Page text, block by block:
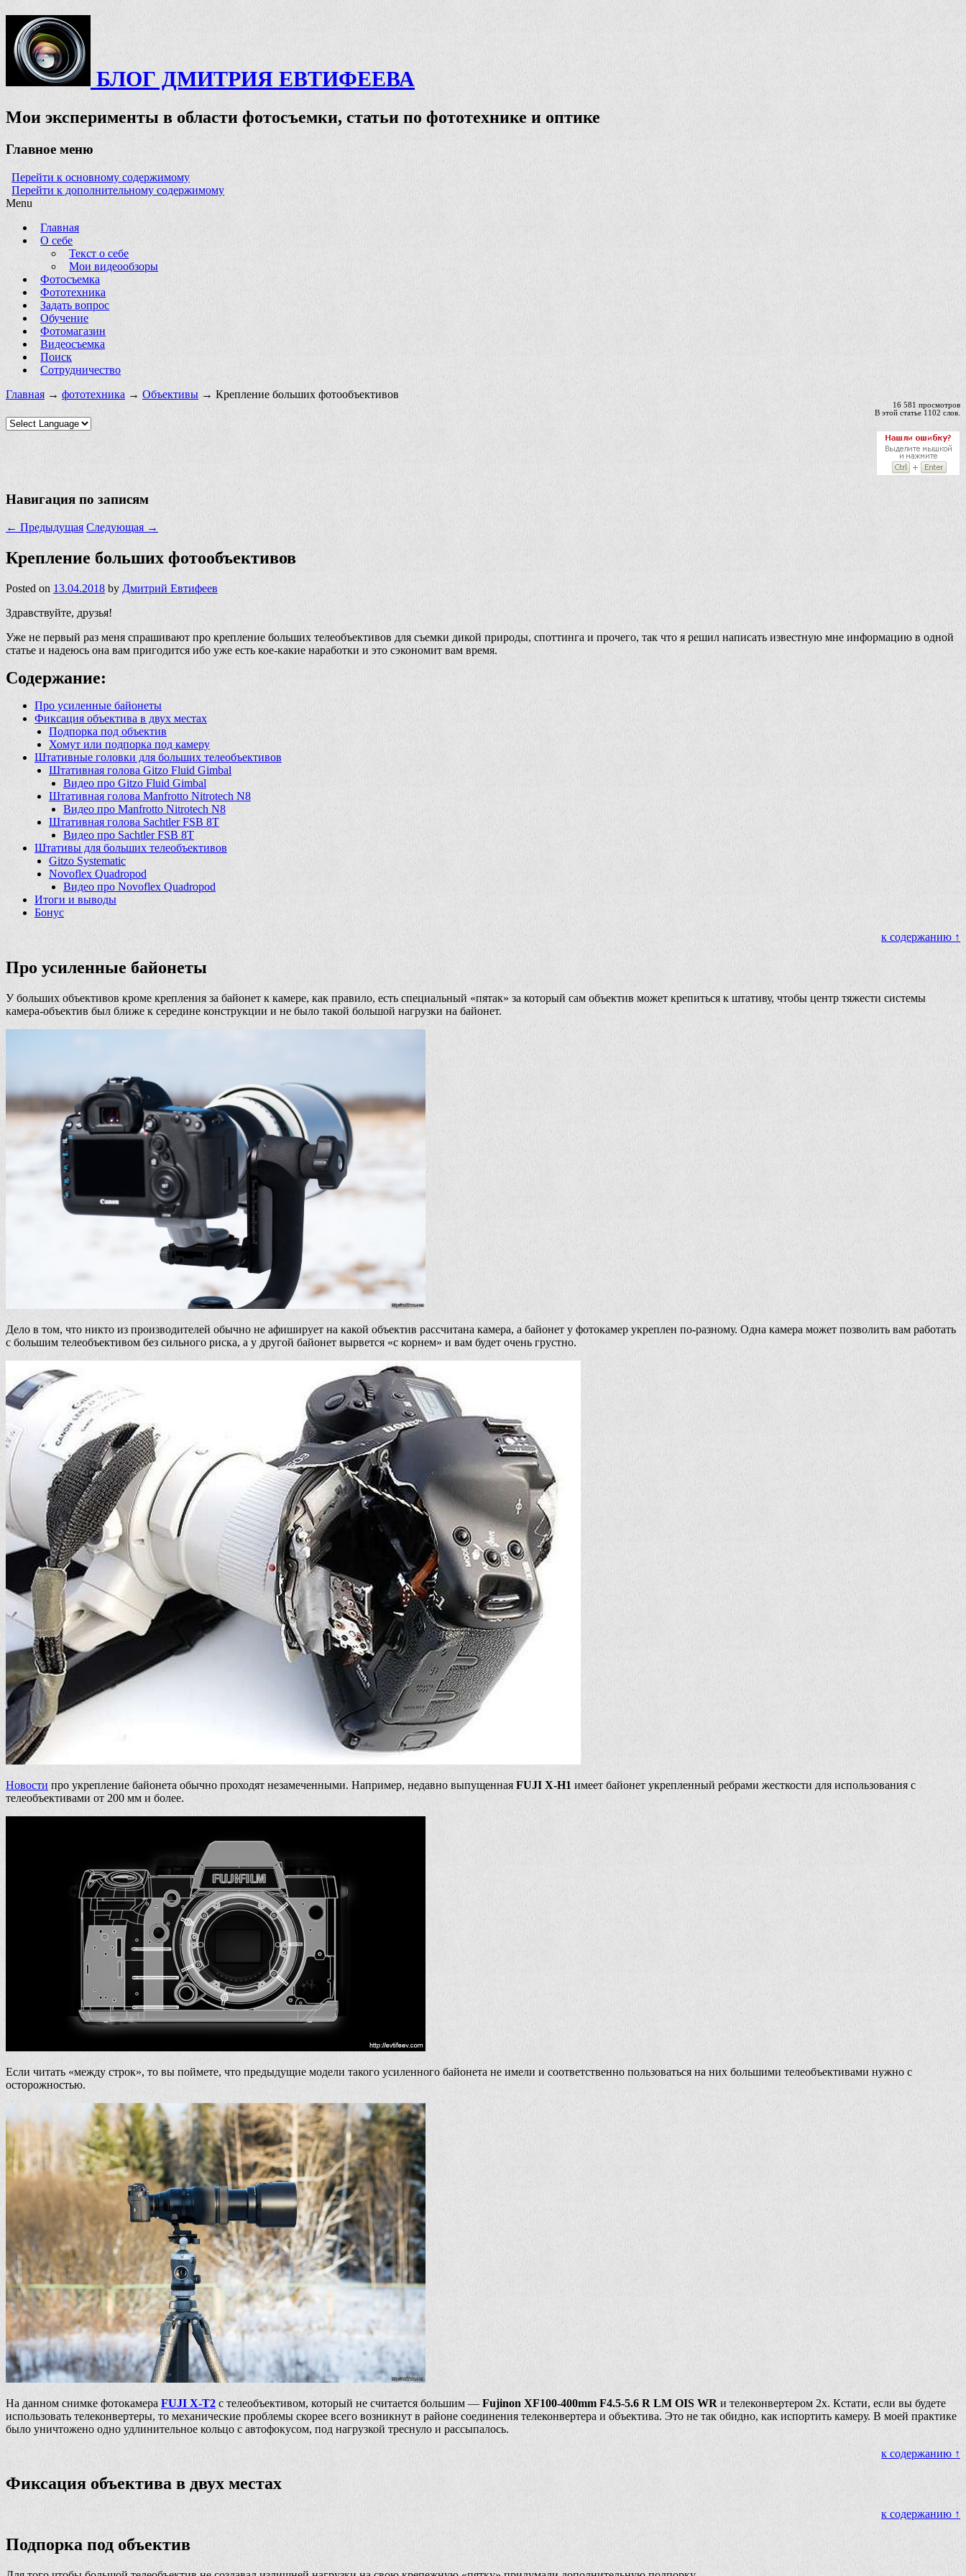
БЛОГ ДМИТРИЯ ЕВТИФЕЕВА
Мои эксперименты в области фотосъемки, статьи по фототехнике и оптике
Главное меню
Перейти к основному содержимому
Перейти к дополнительному содержимому
Menu
Главная
О себе
Текст о себе
Мои видеообзоры
Фотосъемка
Фототехника
Задать вопрос
Обучение
Фотомагазин
Видеосъемка
Поиск
Сотрудничество
Главная → фототехника → Объективы → Крепление больших фотообъективов
16 581 просмотров
В этой статье 1102 слов.
Навигация по записям
← Предыдущая Следующая →
Крепление больших фотообъективов
Posted on 13.04.2018 by Дмитрий Евтифеев
Здравствуйте, друзья!
Уже не первый раз меня спрашивают про крепление больших телеобъективов для съемки дикой природы, споттинга и прочего, так что я решил написать известную мне информацию в одной
статье и надеюсь она вам пригодится ибо уже есть кое-какие наработки и это сэкономит вам время.
Содержание:
Про усиленные байонеты
Фиксация объектива в двух местах
Подпорка под объектив
Хомут или подпорка под камеру
Штативные головки для больших телеобъективов
Штативная голова Gitzo Fluid Gimbal
Видео про Gitzo Fluid Gimbal
Штативная голова Manfrotto Nitrotech N8
Видео про Manfrotto Nitrotech N8
Штативная голова Sachtler FSB 8T
Видео про Sachtler FSB 8T
Штативы для больших телеобъективов
Gitzo Systematic
Novoflex Quadropod
Видео про Novoflex Quadropod
Итоги и выводы
Бонус
к содержанию ↑
Про усиленные байонеты
У больших объективов кроме крепления за байонет к камере, как правило, есть специальный «пятак» за который сам объектив может крепиться к штативу, чтобы центр тяжести системы
камера-объектив был ближе к середине конструкции и не было такой большой нагрузки на байонет.
Дело в том, что никто из производителей обычно не афиширует на какой объектив рассчитана камера, а байонет у фотокамер укреплен по-разному. Одна камера может позволить вам работать
с большим телеобъективом без сильного риска, а у другой байонет вырвется «с корнем» и вам будет очень грустно.
Новости про укрепление байонета обычно проходят незамеченными. Например, недавно выпущенная FUJI X-H1 имеет байонет укрепленный ребрами жесткости для использования с
телеобъективами от 200 мм и более.
Если читать «между строк», то вы поймете, что предыдущие модели такого усиленного байонета не имели и соответственно пользоваться на них большими телеобъективами нужно с
осторожностью.
На данном снимке фотокамера FUJI X-T2 с телеобъективом, который не считается большим —Fujinon XF100-400mm F4.5-5.6 R LM OIS WR и телеконвертером 2х. Кстати, если вы будете
использовать телеконвертеры, то механические проблемы скорее всего возникнут в районе соединения телеконвертера и объектива. Это не так обидно, как испортить камеру. В моей практике
было уничтожено одно удлинительное кольцо с автофокусом, под нагрузкой треснуло и рассыпалось.
к содержанию ↑
Фиксация объектива в двух местах
к содержанию ↑
Подпорка под объектив